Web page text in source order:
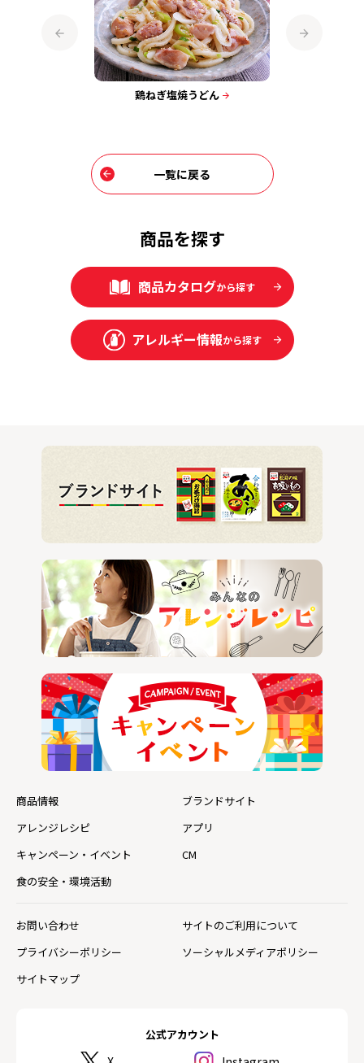
鶏ねぎ塩焼うどん
一覧に戻る
商品を探す
商品カタログから探す
アレルギー情報から探す
公式アカウント
商品情報
ブランドサイト
アレンジレシピ
アプリ
キャンペーン・イベント
CM
食の安全・環境活動
お問い合わせ
サイトのご利用について
プライバシーポリシー
ソーシャルメディアポリシー
サイトマップ